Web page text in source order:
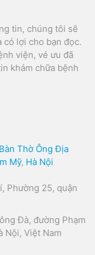
tin, chúng tôi sẽ
có lợi cho bạn đọc.
viện, vé ưu đã
khám chữa bệnh
Bàn Thờ Ông Địa
Mỹ, Hà Nội
Phường 25, quận
Đà, đường Phạm
Nội, Việt Nam